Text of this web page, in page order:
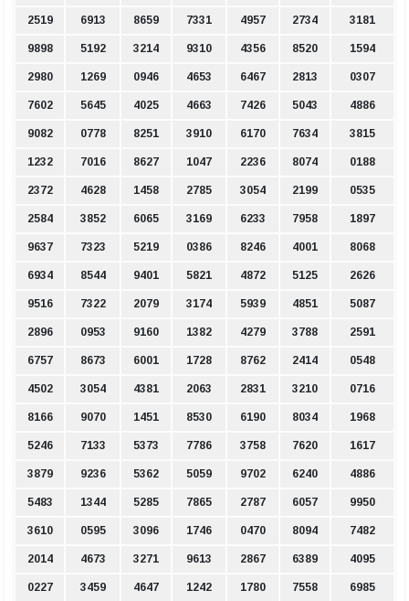
2519 6913 8659 7331 4957 2734 3181
9898 5192 3214 9310 4356 8520 1594
2980 1269 0946 4653 6467 2813 0307
7602 5645 4025 4663 7426 5043 4886
9082 0778 8251 3910 6170 7634 3815
1232 7016 8627 1047 2236 8074 0188
2372 4628 1458 2785 3054 2199 0535
2584 3852 6065 3169 6233 7958 1897
9637 7323 5219 0386 8246 4001 8068
6934 8544 9401 5821 4872 5125 2626
9516 7322 2079 3174 5939 4851 5087
2896 0953 9160 1382 4279 3788 2591
6757 8673 6001 1728 8762 2414 0548
4502 3054 4381 2063 2831 3210 0716
8166 9070 1451 8530 6190 8034 1968
5246 7133 5373 7786 3758 7620 1617
3879 9236 5362 5059 9702 6240 4886
5483 1344 5285 7865 2787 6057 9950
3610 0595 3096 1746 0470 8094 7482
2014 4673 3271 9613 2867 6389 4095
0227 3459 4647 1242 1780 7558 6985